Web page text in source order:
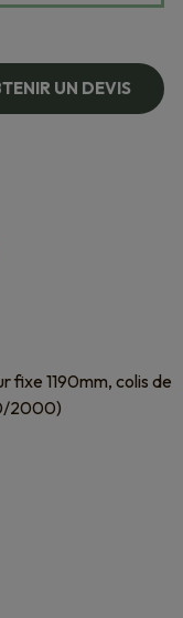
UN DEVIS
fixe 1190mm, colis de
2000)